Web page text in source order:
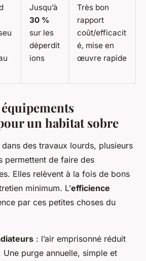
Jusqu’à
30 %
sur les
déperdit
ions
Très bon
rapport
coût/efficacit
é, mise en
œuvre rapide
équipements
un habitat sobre
des travaux lourds, plusieurs
permettent de faire des
Elles relèvent à la fois de bons
minimum. L’efficience
par ces petites choses du
: l’air emprisonné réduit
Une purge annuelle, simple et